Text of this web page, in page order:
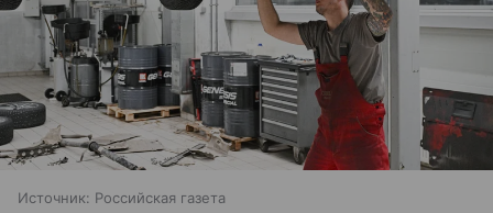
Источник: Российская газета